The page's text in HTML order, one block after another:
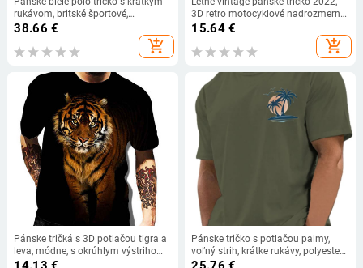
rukávom, britské športové,
voľnočasové, cezhraničný obchod,
38.66 €
add_shopping_cart
3D retro motocyklové nadrozmerné
tričká pre mužov, oblečenie,
motorkárske pretekárske tričká,
motorkárske tričká, topy
15.64€
add_shopping_cart
Pánske tričká s 3D potlačou tigra a
leva, módne, s okrúhlym výstrihom
a krátkym rukávom, pouličné
Pánske tričko s potlačou palmy,
voľný strih, krátke rukávy, polyester
96%